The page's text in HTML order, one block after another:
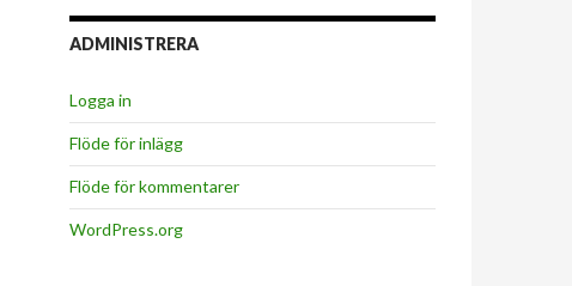
ADMINISTRERA
Logga in
Flöde för inlägg
Flöde för kommentarer
WordPress.org